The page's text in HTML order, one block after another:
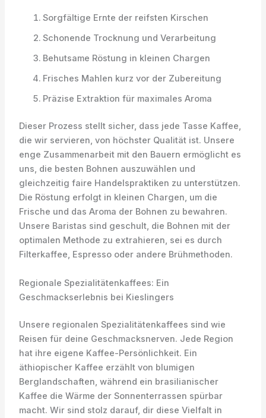
Sorgfältige Ernte der reifsten Kirschen
Schonende Trocknung und Verarbeitung
Behutsame Röstung in kleinen Chargen
Frisches Mahlen kurz vor der Zubereitung
Präzise Extraktion für maximales Aroma
Dieser Prozess stellt sicher, dass jede Tasse Kaffee,
die wir servieren, von höchster Qualität ist. Unsere
enge Zusammenarbeit mit den Bauern ermöglicht es
uns, die besten Bohnen auszuwählen und
gleichzeitig faire Handelspraktiken zu unterstützen.
Die Röstung erfolgt in kleinen Chargen, um die
Frische und das Aroma der Bohnen zu bewahren.
Unsere Baristas sind geschult, die Bohnen mit der
optimalen Methode zu extrahieren, sei es durch
Filterkaffee, Espresso oder andere Brühmethoden.
Regionale Spezialitätenkaffees: Ein
Geschmackserlebnis bei Kieslingers
Unsere regionalen Spezialitätenkaffees sind wie
Reisen für deine Geschmacksnerven. Jede Region
hat ihre eigene Kaffee-Persönlichkeit. Ein
äthiopischer Kaffee erzählt von blumigen
Berglandschaften, während ein brasilianischer
Kaffee die Wärme der Sonnenterrassen spürbar
macht. Wir sind stolz darauf, dir diese Vielfalt in